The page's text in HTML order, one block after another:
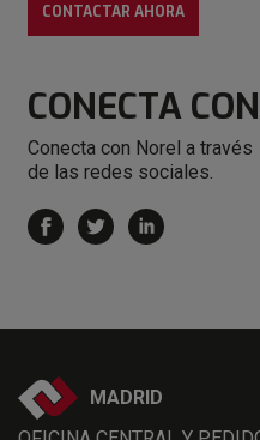
CONTACTAR AHORA
CONECTA
Conecta con Norel a través
de las redes sociales.
MADRID